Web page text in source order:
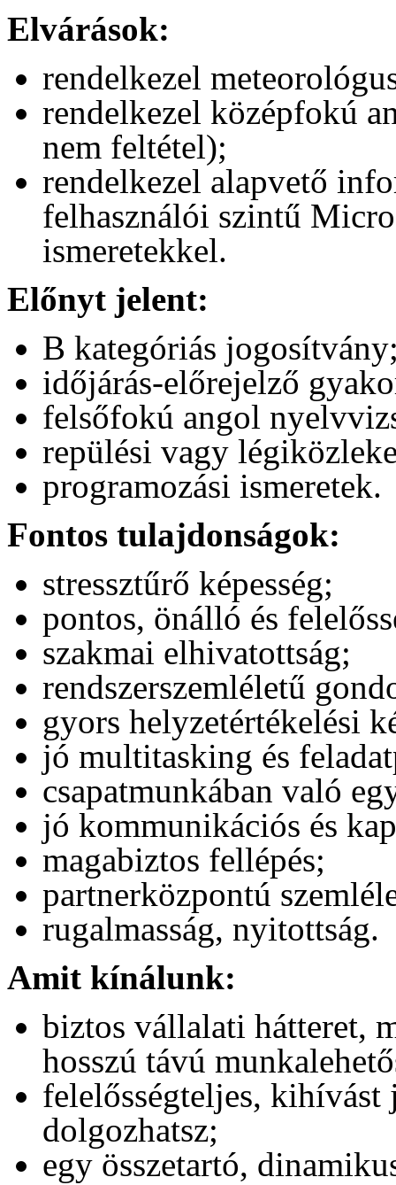
Elvárások:
rendelkezel
rendelkezel középfokú
nem feltétel);
rendelkezel alapvető
felhasználói szintű
ismeretekkel.
Előnyt jelent:
B kategóriás
időjárás-előrejelző
felsőfokú angol
repülési vagy
programozási ismeretek.
Fontos tulajdonságok:
stressztűrő képesség;
pontos, önálló és
szakmai elhivatottság;
rendszerszemléletű
gyors helyzetértékelési
jó multitasking és
csapatmunkában való
jó kommunikációs és
magabiztos fellépés;
partnerközpontú
rugalmasság, nyitottság.
Amit kínálunk:
biztos vállalati hátteret,
hosszú távú
felelősségteljes,
dolgozhatsz;
egy összetartó,